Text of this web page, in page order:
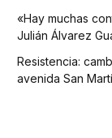
«Hay muchas
Julián Álvarez
Resistencia:
avenida San